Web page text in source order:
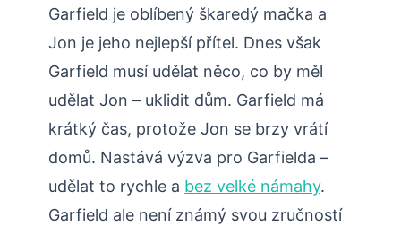
Garfield je oblíbený škaredý mačka a
Jon je jeho nejlepší přítel. Dnes však
Garfield musí udělat něco, co by měl
udělat Jon – uklidit dům. Garfield má
krátký čas, protože Jon se brzy vrátí
domů. Nastává výzva pro Garfielda –
udělat to rychle a bez velké námahy.
Garfield ale není známý svou zručností